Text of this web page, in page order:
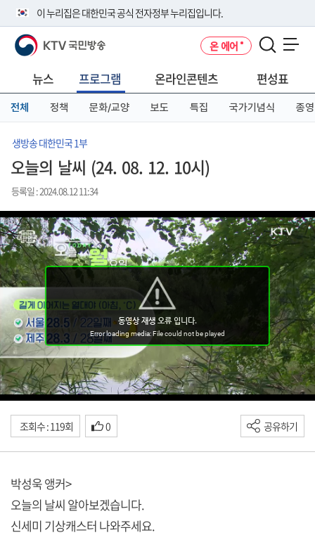
이 누리집은 대한민국 공식 전자정부 누리집입니다.
공식 누리집 주소 확인하기
니다.
이밖에 or.kr 또는 .kr등 다른 도메인 주소를 사용하고 있다면 아래 URL에
서 도메인 주소를 확인해 보세요
KTV 국민방송 온 에어
뉴스 프로그램 온라인콘텐츠 편성표
전체 정책 문화/교양 보도 특집 국가기념식 종영
생방송 대한민국 1부
오늘의 날씨 (24. 08. 12. 10시)
등록일 : 2024.08.12 11:34
조회수 : 119회 0 공유하기
박성욱 앵커>
오늘의 날씨 알아보겠습니다.
신세미 기상캐스터 나와주세요.